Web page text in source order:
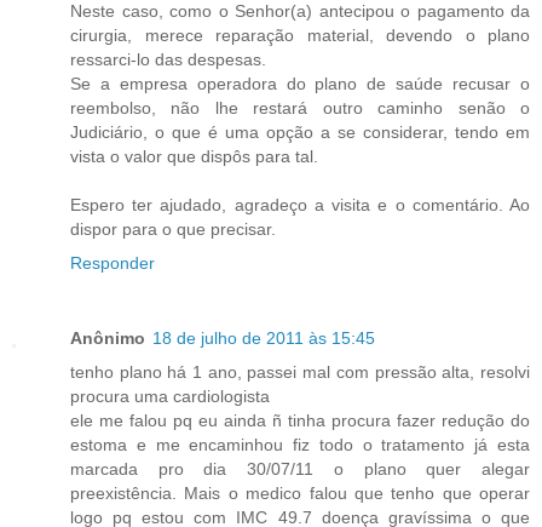
Neste caso, como o Senhor(a) antecipou o pagamento da
cirurgia, merece reparação material, devendo o plano
ressarci-lo das despesas.
Se a empresa operadora do plano de saúde recusar o
reembolso, não lhe restará outro caminho senão o
Judiciário, o que é uma opção a se considerar, tendo em
vista o valor que dispôs para tal.
Espero ter ajudado, agradeço a visita e o comentário. Ao
dispor para o que precisar.
Responder
Anônimo 18 de julho de 2011 às 15:45
tenho plano há 1 ano, passei mal com pressão alta, resolvi
procura uma cardiologista
ele me falou pq eu ainda ñ tinha procura fazer redução do
estoma e me encaminhou fiz todo o tratamento já esta
marcada pro dia 30/07/11 o plano quer alegar
preexistência. Mais o medico falou que tenho que operar
logo pq estou com IMC 49.7 doença gravíssima o que